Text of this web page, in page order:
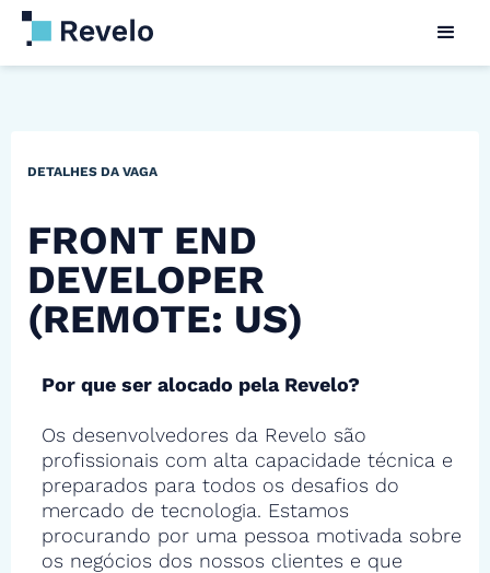
DETALHES DA VAGA
FRONT END
DEVELOPER
(REMOTE: US)
Por que ser alocado pela Revelo?
Os desenvolvedores da Revelo são
profissionais com alta capacidade técnica e
preparados para todos os desafios do
mercado de tecnologia. Estamos
procurando por uma pessoa motivada sobre
os negócios dos nossos clientes e que